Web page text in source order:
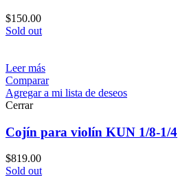
$150.00
Sold out
Leer más
Comparar
Agregar a mi lista de deseos
Cerrar
Cojín para violín KUN 1/8-1/4
$819.00
Sold out